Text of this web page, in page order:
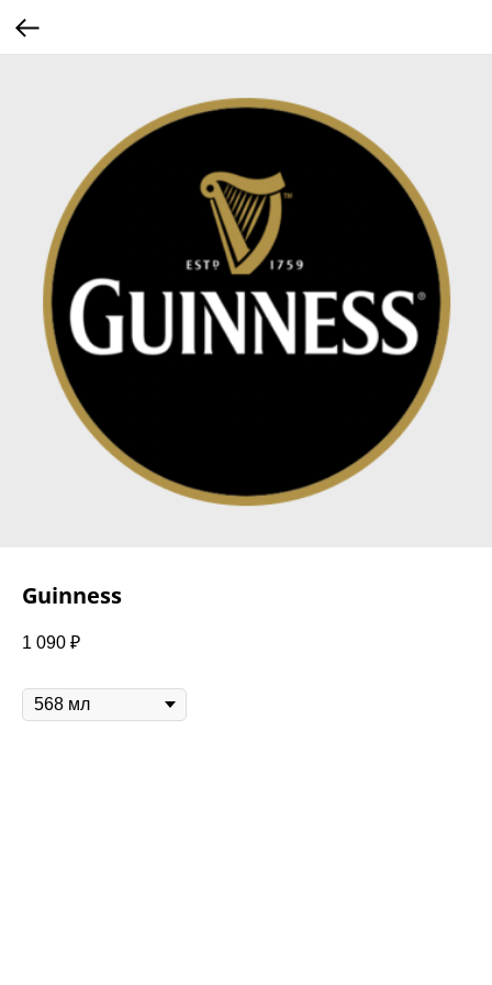
Guinness
1 090 ₽